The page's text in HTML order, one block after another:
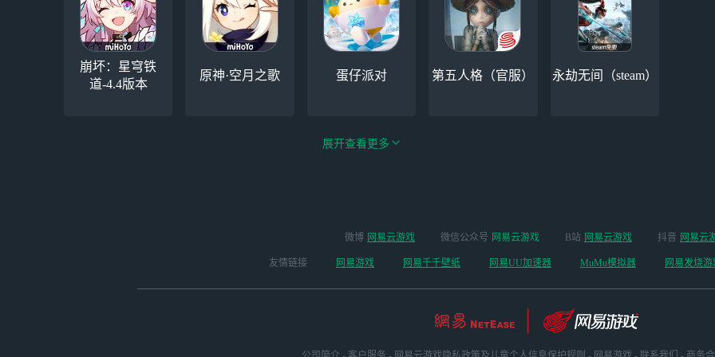
崩坏：星穹铁
道-4.4版本
原神·空月之歌 蛋仔派对 第五人格（官服） 永劫无间（steam）
版本开启 ）
云手机 阴阳师
绝区零-周年庆（手
游排队可先前往端
游游玩）
展开查看更多
微博 网易云游戏 微信公众号 网易云游戏 B站 网易云游戏 抖音 网易云
友情链接 网易游戏 网易千千壁纸 网易UU加速器 MuMu模拟器 网易发烧游